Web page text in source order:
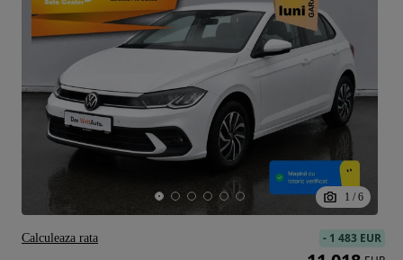
1 / 6
- 1 483 EUR
Calculeaza rata